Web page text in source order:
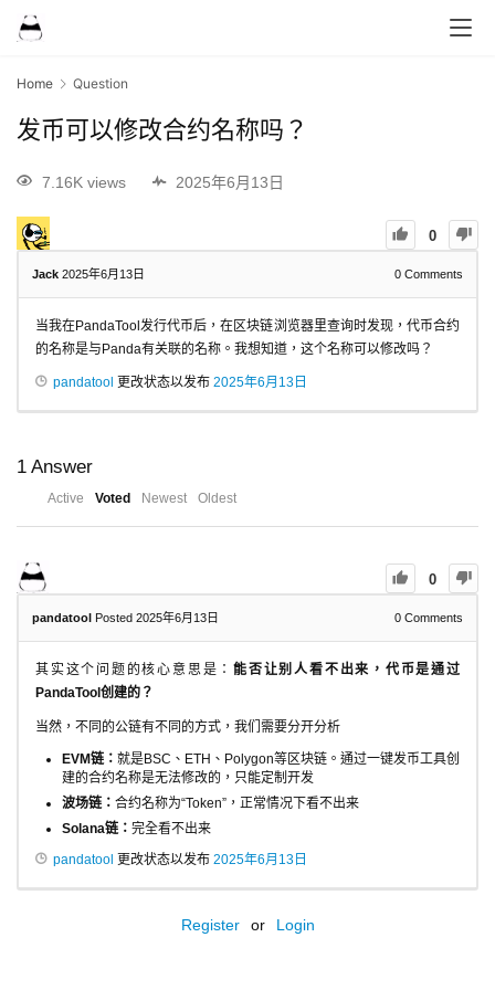
Home Question
发币可以修改合约名称吗？
7.16K views 2025年6月13日
0
Jack 2025年6月13日 0 Comments
当我在PandaTool发行代币后，在区块链浏览器里查询时发现，代币合约
的名称是与Panda有关联的名称。我想知道，这个名称可以修改吗？
pandatool 更改状态以发布 2025年6月13日
1 Answer
Active Voted Newest Oldest
0
pandatool Posted 2025年6月13日 0 Comments
其实这个问题的核心意思是：能否让别人看不出来，代币是通过
PandaTool创建的？
当然，不同的公链有不同的方式，我们需要分开分析
EVM链： 就是BSC、ETH、Polygon等区块链。通过一键发币工具创
建的合约名称是无法修改的，只能定制开发
波场链： 合约名称为“Token”，正常情况下看不出来
Solana链： 完全看不出来
pandatool 更改状态以发布 2025年6月13日
Register or Login